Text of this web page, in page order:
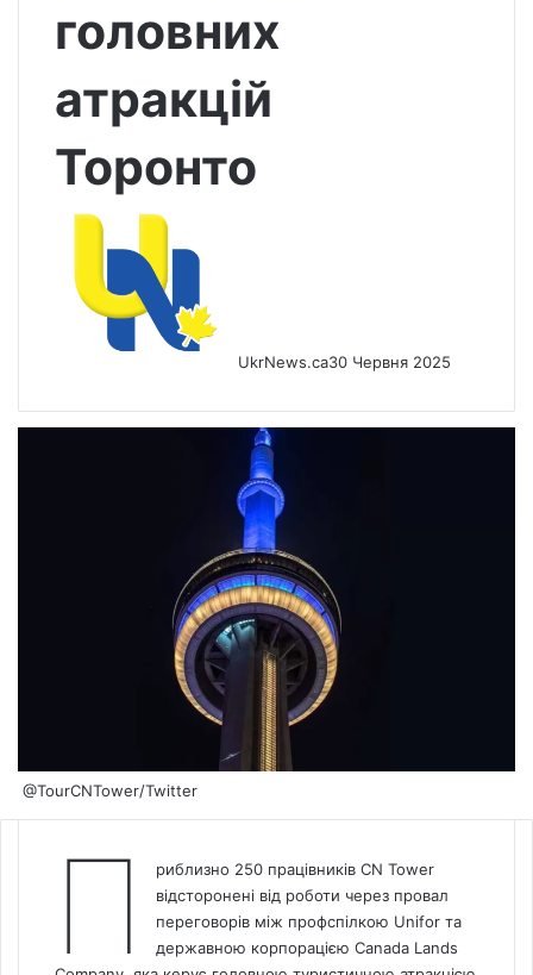
головних
атракцій
Торонто
UkrNews.ca30 Червня 2025
@TourCNTower/Twitter
П
риблизно 250 працівників CN Tower
відсторонені від роботи через провал
переговорів між профспілкою Unifor та
державною корпорацією CanadaLands